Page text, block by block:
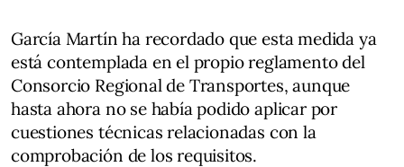
García Martín ha recordado que esta medida ya
está contemplada en el propio reglamento del
Consorcio Regional de Transportes, aunque
hasta ahora no se había podido aplicar por
cuestiones técnicas relacionadas con la
comprobación de los requisitos.